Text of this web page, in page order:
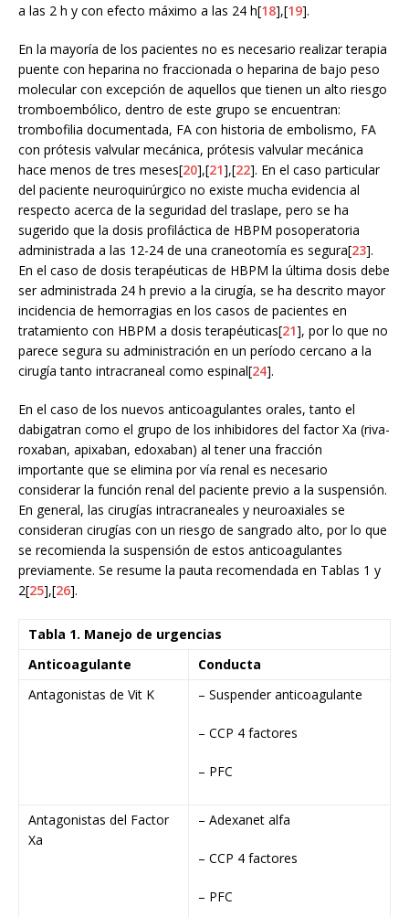
a las 2 h y con efecto máximo a las 24 h[18],[19].
En la mayoría de los pacientes no es necesario realizar terapia
puente con heparina no fraccionada o heparina de bajo peso
molecular con excepción de aquellos que tienen un alto riesgo
tromboembólico, dentro de este grupo se encuentran:
trombofilia documentada, FA con historia de embolismo, FA
con prótesis valvular mecánica, prótesis valvular mecánica
hace menos de tres meses[20],[21],[22]. En el caso particular
del paciente neuroquirúrgico no existe mucha evidencia al
respecto acerca de la seguridad del traslape, pero se ha
sugerido que la dosis profiláctica de HBPM posoperatoria
administrada a las 12-24 de una craneotomía es segura[23].
En el caso de dosis terapéuticas de HBPM la última dosis debe
ser administrada 24 h previo a la cirugía, se ha descrito mayor
incidencia de hemorragias en los casos de pacientes en
tratamiento con HBPM a dosis terapéuticas[21], por lo que no
parece segura su administración en un período cercano a la
cirugía tanto intracraneal como espinal[24].
En el caso de los nuevos anticoagulantes orales, tanto el
dabigatran como el grupo de los inhibidores del factor Xa (riva-
roxaban, apixaban, edoxaban) al tener una fracción
importante que se elimina por vía renal es necesario
considerar la función renal del paciente previo a la suspensión.
En general, las cirugías intracraneales y neuroaxiales se
consideran cirugías con un riesgo de sangrado alto, por lo que
se recomienda la suspensión de estos anticoagulantes
previamente. Se resume la pauta recomendada en Tablas 1 y
2[25],[26].
Tabla 1. Manejo de urgencias
Anticoagulante
Conducta
Antagonistas de Vit K
– Suspender anticoagulante
– CCP 4 factores
– PFC
Antagonistas del Factor
Xa
– Adexanet alfa
– CCP 4 factores
– PFC